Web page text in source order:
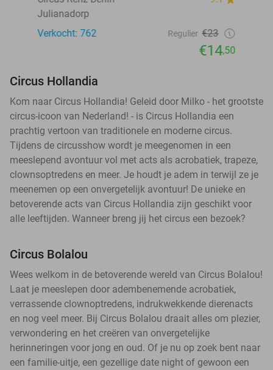
Julianadorp
Verkocht: 762
Regulier €23
€14,50
Circus Hollandia
Kom naar Circus Hollandia! Geleid door Milko - het grootste
circus-icoon van Nederland! - is Circus Hollandia een
prachtig vertoon van traditionele en moderne circus.
Tijdens de circusshow wordt je meegenomen in een
meeslepend avontuur vol met acts als acrobatiek, trapeze,
clownsoptredens en meer. Je houdt je adem in terwijl ze je
meenemen op een onvergetelijk avontuur! De unieke en
betoverende acts van Circus Hollandia zijn geschikt voor
alle leeftijden. Wanneer breng jij het circus een bezoek?
Circus Bolalou
Wees welkom in de betoverende wereld van Circus Bolalou!
Laat je meeslepen door adembenemende acrobatiek,
verrassende clownoptredens, indrukwekkende dierenacts
en nog veel meer. Bij Circus Bolalou draait alles om plezier,
verwondering en het creëren van onvergetelijke
herinneringen voor jong en oud. Of je nu op zoek bent naar
een familie-uitje, een gezellige date night of gewoon een